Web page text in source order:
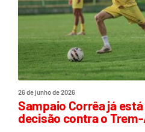
26 de junho de 2026
Sampaio Corrêa já
decisão contra o